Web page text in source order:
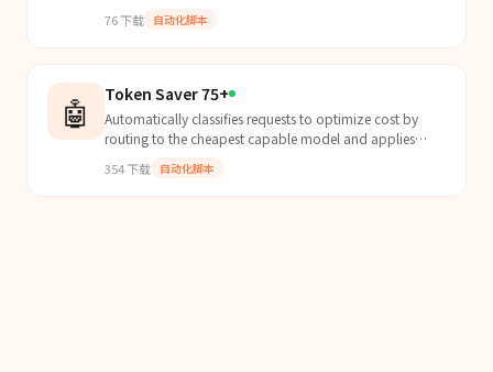
76下载 自动化脚本
🤖 Token Saver 75+
Automatically classifies requests to optimize cost by
routing to the cheapest capable model and applies
354下载 自动化脚本